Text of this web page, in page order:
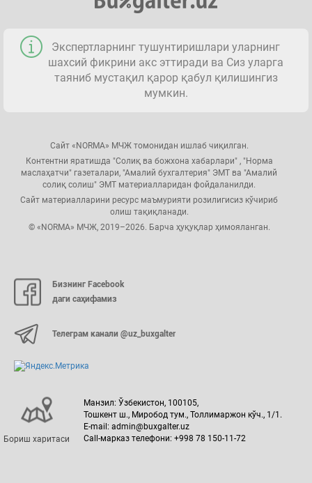
Экспертларнинг тушунтиришлари уларнинг
шахсий фикрини акс эттиради ва Сиз уларга
таяниб мустақил қарор қабул қилишингиз
мумкин.
Сайт «NORMA» МЧЖ томонидан ишлаб чиқилган.
Контентни яратишда "Солиқ ва божхона хабарлари" , "Норма
маслаҳатчи" газеталари, "Амалий бухгалтерия" ЭМТ ва "Амалий
солиқ солиш" ЭМТ материалларидан фойдаланилди.
Сайт материалларини ресурс маъмурияти розилигисиз кўчириб
олиш тақиқланади.
© «NORMA» МЧЖ, 2019–2026. Барча ҳуқуқлар ҳимояланган.
Бизнинг Facebook
даги саҳифамиз
Телеграм канали @uz_buxgalter
Бориш харитаси
Манзил: Ўзбекистон, 100105,
Тошкент ш., Миробод тум., Толлимаржон кўч., 1/1.
E-mail: admin@buxgalter.uz
Call-марказ телефони: +998 78 150-11-72